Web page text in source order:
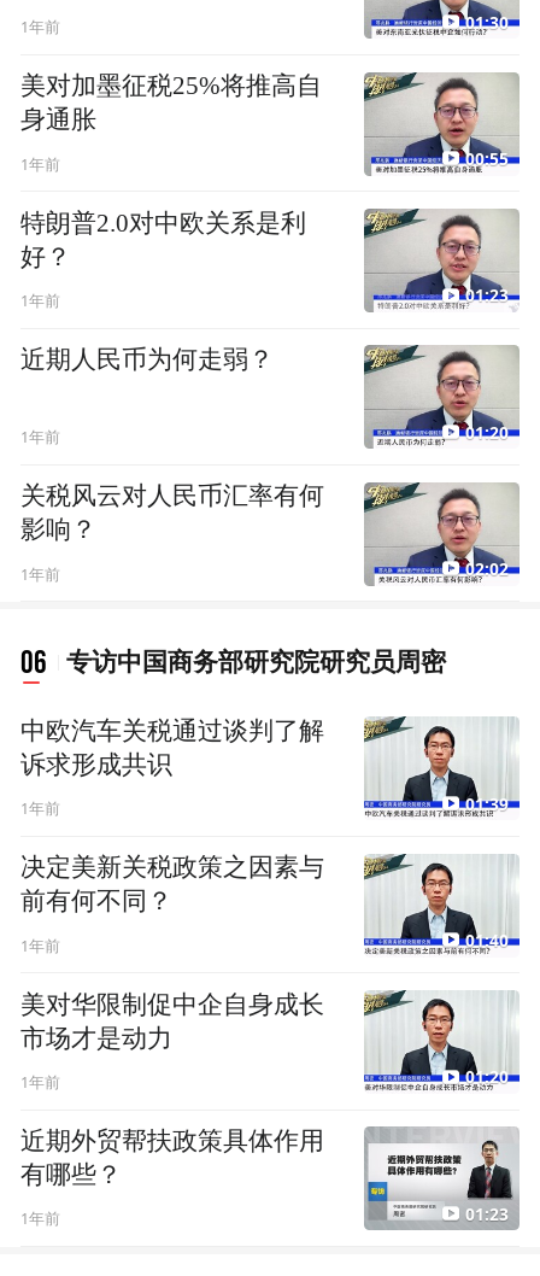
1年前 01:30
美对加墨征税25%将推高自
身通胀
1年前 00:55
特朗普2.0对中欧关系是利
好？
1年前 01:23
近期人民币为何走弱？
1年前 01:20
关税风云对人民币汇率有何
影响？
1年前 02:02
06 专访中国商务部研究院研究员周密
中欧汽车关税通过谈判了解
诉求形成共识
1年前 01:39
决定美新关税政策之因素与
前有何不同？
1年前 01:40
美对华限制促中企自身成长
市场才是动力
1年前 01:20
近期外贸帮扶政策具体作用
有哪些？
1年前 01:23